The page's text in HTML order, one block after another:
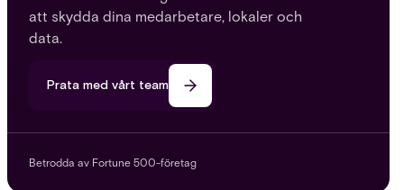
att skydda dina medarbetare, lokaler och
data.
Prata med vårt team
Betrodda av Fortune 500-företag